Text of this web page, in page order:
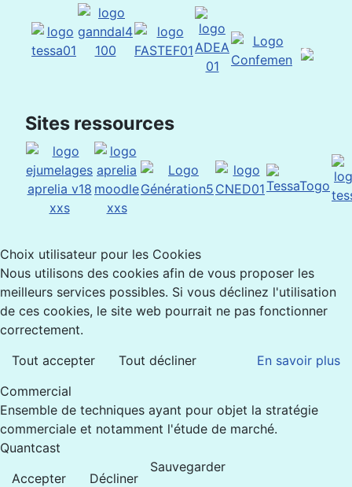
Sites ressources
Choix utilisateur pour les Cookies
Nous utilisons des cookies afin de vous proposer les
meilleurs services possibles. Si vous déclinez l'utilisation
de ces cookies, le site web pourrait ne pas fonctionner
correctement.
Tout accepter
Tout décliner
En savoir plus
Commercial
Ensemble de techniques ayant pour objet la stratégie
commerciale et notamment l'étude de marché.
Quantcast
Accepter
Décliner
Sauvegarder